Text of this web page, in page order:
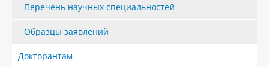
Перечень научных специальностей
Образцы заявлений
Докторантам